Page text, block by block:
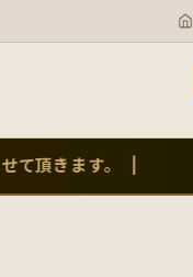
頂きます。 |